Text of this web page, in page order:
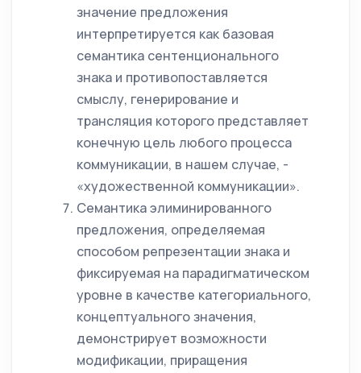
значение предложения
интерпретируется как базовая
семантика сентенционального
знака и противопоставляется
смыслу, генерирование и
трансляция которого представляет
конечную цель любого процесса
коммуникации, в нашем случае, -
«художественной коммуникации».
Семантика элиминированного
предложения, определяемая
способом репрезентации знака и
фиксируемая на парадигматическом
уровне в качестве категориального,
концептуального значения,
демонстрирует возможности
модификации, приращения